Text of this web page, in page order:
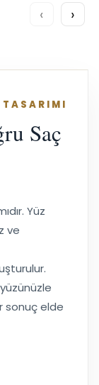
‹ ›
Saç
Yüz
ve
sonuç elde